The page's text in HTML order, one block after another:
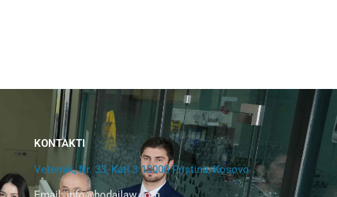
KONTAKTI
Veternik, Nr. 33, Kati 3 10000 Pristina, Kosovo